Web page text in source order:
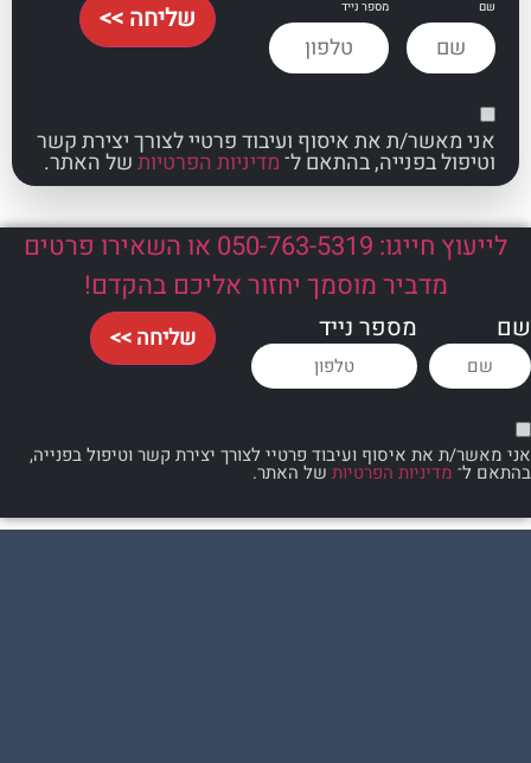
ת את איסוף ועיבוד פרטיי לצורך יצירת קשר
בפנייה, בהתאם ל־מדיניות הפרטיותשל האתר.
שליחה >>
לייעוץ חייגו: 050-763-5319 או השאירו פרטים
מדביר מוסמך יחזור אליכם בהקדם!
מספר נייד
את איסוף ועיבוד פרטיי לצורך יצירת קשר וטיפול בפנייה,
מדיניות הפרטיותשל האתר.
שליחה >>